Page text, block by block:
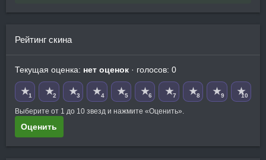
Рейтинг скина
Текущая оценка: нет оценок · голосов: 0
★1 ★2 ★3 ★4 ★5 ★6 ★7 ★8 ★9 ★10
Выберите от 1 до 10 звезд и нажмите «Оценить».
Оценить